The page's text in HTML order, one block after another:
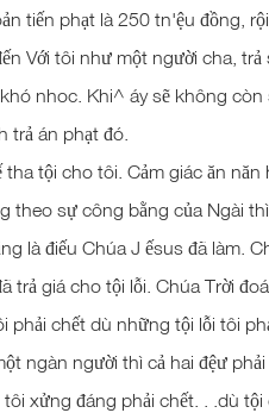
tiến phạt là 250 tn'ệu đồng,
Với tôi như một người cha,
nhoc. Khi^ áy sẽ không
trả án phạt đó.
tội cho tôi. Cảm giác ăn năn
theo sự công bằng của Ngài
là điếu Chúa J ếsus đã làm.
trả giá cho tội lỗi. Chúa Trời
chết dù những tội lỗi tôi
ngàn người thì cả hai đệư
xửng đáng phải chết. . .dù